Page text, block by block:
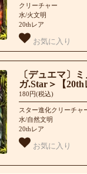
クリーチャー
水/火文明
20thレア
お気に入り
〔デュエマ〕
ガ.Star＞【20th
180円(税込)
スター進化クリーチャ
水/自然文明
20thレア
お気に入り